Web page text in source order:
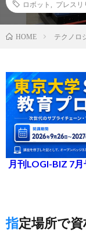
ロボット
プレスリ
HOME テクノロ
月刊LOGI-BIZ 7
指定場所で資材を自己探索、搬送先まで自